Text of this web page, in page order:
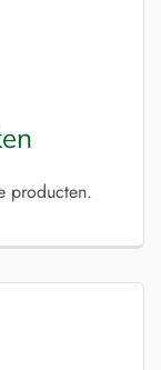
producten.